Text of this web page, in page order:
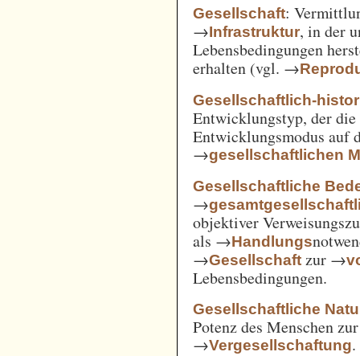
Gesellschaft:
→Infrastruktur, in der
Lebensbedingungen
erhalten (vgl. →
Gesellschaftlich-
Entwicklungstyp, der
Entwicklungsmodus auf
→gesellschaftlichen
Gesellschaftliche
→
objektiver
als →Handlungs
→Gesellschaft zur →
Lebensbedingungen.
Gesellschaftliche
Potenz des Menschen
→Vergesellschaftung.